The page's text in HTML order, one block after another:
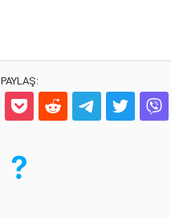
PAYLAŞ: